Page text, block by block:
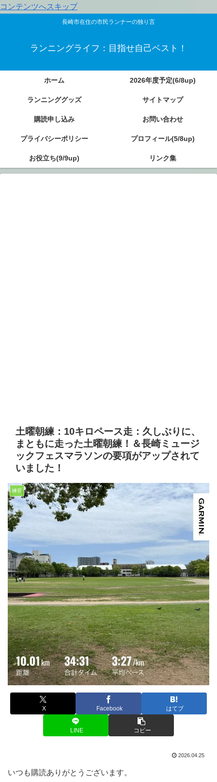
コンテンツへスキップ
長崎市在住の市民ランナーの独り言
ランニングライフ：目指せ自己ベスト！
ホーム 2026年度予定(6/8up)
ランニンググッズ サイトマップ
購読申し込み お問い合わせ
プライバシーポリシー プロフィール(5/8up)
お役立ち(9/9up) リンク集
土曜朝練：10キロペース走：久しぶりに、
まともに走った土曜朝練！＆長崎ミュージ
ックフェスマラソンの要項がアップされて
いました！
練習
X Facebook はてブ
LINE コピー
2026.04.25
いつも購読ありがとうございます。